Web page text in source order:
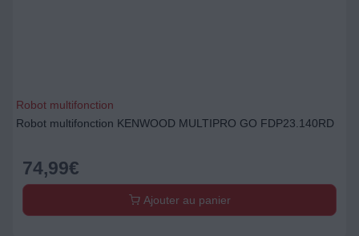
Robot multifonction
Robot multifonction KENWOOD MULTIPRO GO FDP23.140RD
74,99€
Ajouter au panier